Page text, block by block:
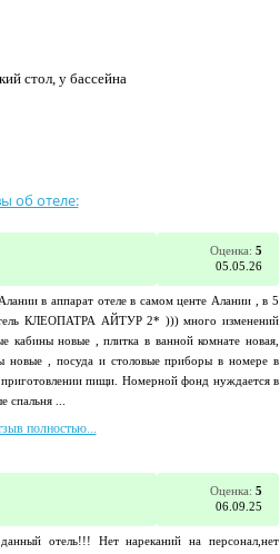
стол, у бассейна
об отеле:
Оценка: 5
05.05.26
в аппарат отеле в самом центе Алании , в 5
КЛЕОПАТРА АЙТУР 2* ))) много изменений
кабины новые , плитка в ванной комнате новая,
новые , посуда и столовые приборы в номере в
пищи. Номерной фонд нуждается в
спальня ...
полностью...
Оценка: 5
06.09.25
отель!!! Нет нареканий на персонал,нет